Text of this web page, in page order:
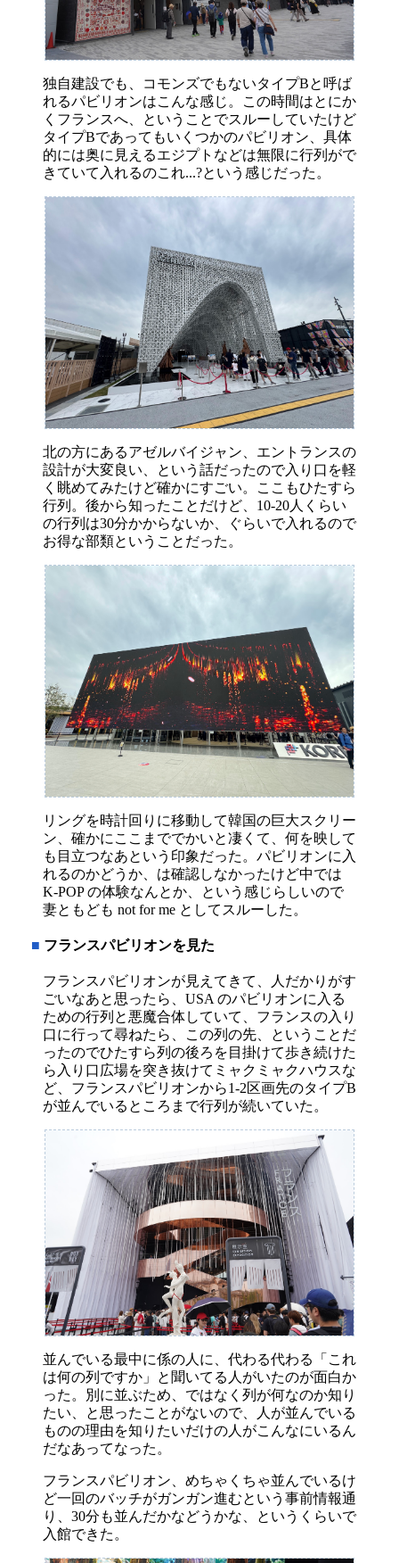
独自建設でも、コモンズでもないタイプBと呼ば
れるパビリオンはこんな感じ。この時間はとにか
くフランスへ、ということでスルーしていたけど
タイプBであってもいくつかのパビリオン、具体
的には奥に見えるエジプトなどは無限に行列がで
きていて入れるのこれ...?という感じだった。
北の方にあるアゼルバイジャン、エントランスの
設計が大変良い、という話だったので入り口を軽
く眺めてみたけど確かにすごい。ここもひたすら
行列。後から知ったことだけど、10-20人くらい
の行列は30分かからないか、ぐらいで入れるので
お得な部類ということだった。
リングを時計回りに移動して韓国の巨大スクリー
ン、確かにここまででかいと凄くて、何を映して
も目立つなあという印象だった。パビリオンに入
れるのかどうか、は確認しなかったけど中では
K-POP の体験なんとか、という感じらしいので
妻ともども not for me としてスルーした。
■ フランスパビリオンを見た
フランスパビリオンが見えてきて、人だかりがす
ごいなあと思ったら、USA のパビリオンに入る
ための行列と悪魔合体していて、フランスの入り
口に行って尋ねたら、この列の先、ということだ
ったのでひたすら列の後ろを目掛けて歩き続けた
ら入り口広場を突き抜けてミャクミャクハウスな
ど、フランスパビリオンから1-2区画先のタイプB
が並んでいるところまで行列が続いていた。
並んでいる最中に係の人に、代わる代わる「これ
は何の列ですか」と聞いてる人がいたのが面白か
った。別に並ぶため、ではなく列が何なのか知り
たい、と思ったことがないので、人が並んでいる
ものの理由を知りたいだけの人がこんなにいるん
だなあってなった。
フランスパビリオン、めちゃくちゃ並んでいるけ
ど一回のバッチがガンガン進むという事前情報通
り、30分も並んだかなどうかな、というくらいで
入館できた。